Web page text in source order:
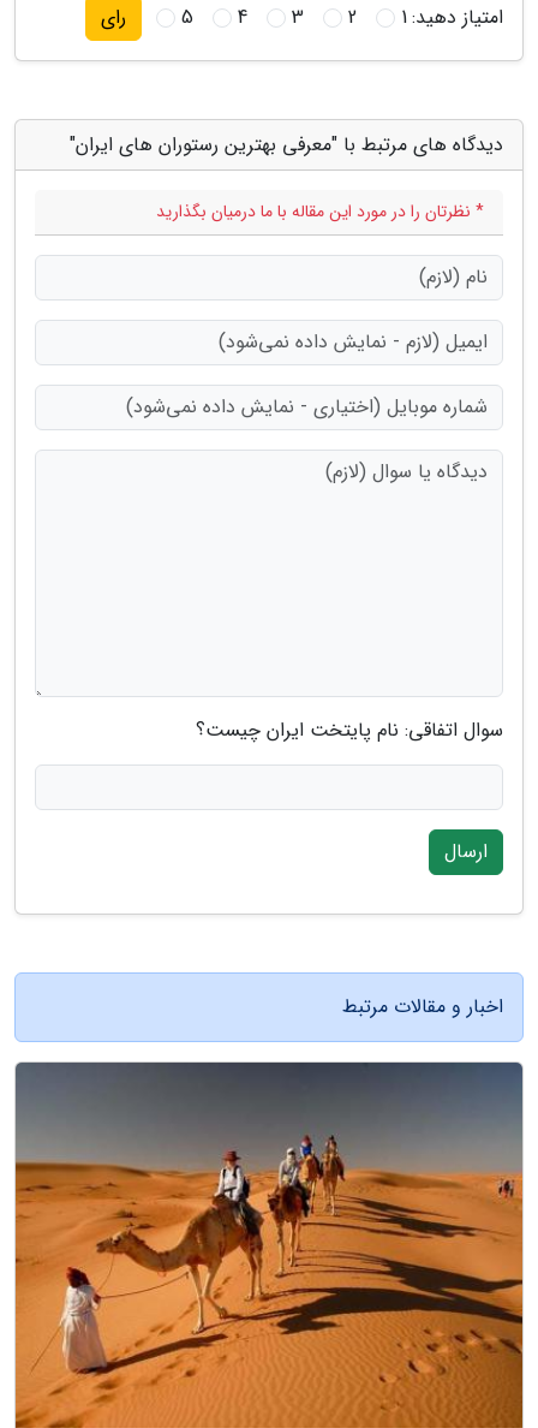
امتیاز دهید:1
2
3
4
5 رای
دیدگاه های مرتبط با "معرفی بهترین رستوران های ایران"
* نظرتان را در مورد این مقاله با ما درمیان بگذارید
سوال اتفاقی: نام پایتخت ایران چیست؟
ارسال
اخبار و مقالات مرتبط